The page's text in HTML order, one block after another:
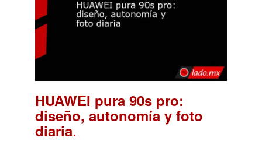
HUAWEI pura 90s pro:
diseño, autonomía y foto
diaria.